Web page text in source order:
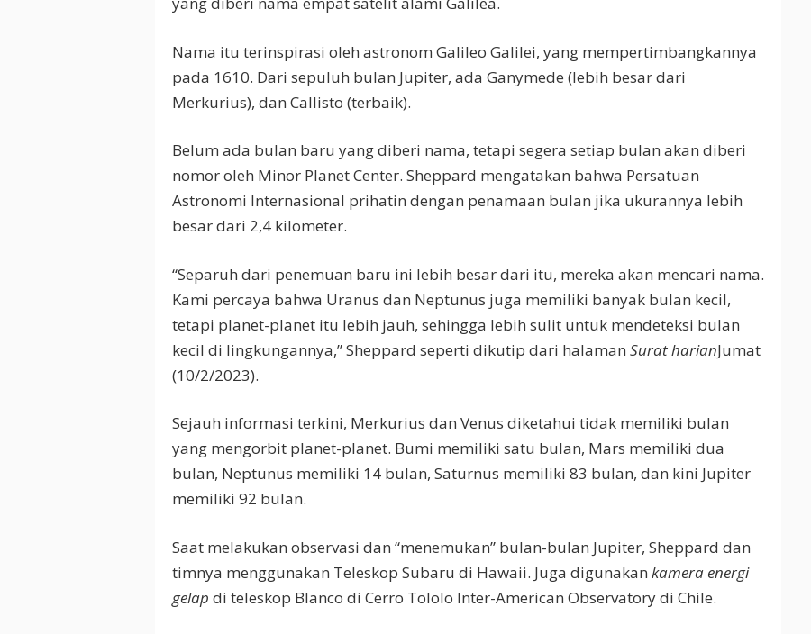
Nama itu terinspirasi oleh astronom Galileo Galilei, yang mempertimbangkannya
pada 1610. Dari sepuluh bulan Jupiter, ada Ganymede (lebih besar dari
Merkurius), dan Callisto (terbaik).
Belum ada bulan baru yang diberi nama, tetapi segera setiap bulan akan diberi
nomor oleh Minor Planet Center. Sheppard mengatakan bahwa Persatuan
Astronomi Internasional prihatin dengan penamaan bulan jika ukurannya lebih
besar dari 2,4 kilometer.
“Separuh dari penemuan baru ini lebih besar dari itu, mereka akan mencari nama.
Kami percaya bahwa Uranus dan Neptunus juga memiliki banyak bulan kecil,
tetapi planet-planet itu lebih jauh, sehingga lebih sulit untuk mendeteksi bulan
kecil di lingkungannya,” Sheppard seperti dikutip dari halaman Surat harianJumat
(10/2/2023).
Sejauh informasi terkini, Merkurius dan Venus diketahui tidak memiliki bulan
yang mengorbit planet-planet. Bumi memiliki satu bulan, Mars memiliki dua
bulan, Neptunus memiliki 14 bulan, Saturnus memiliki 83 bulan, dan kini Jupiter
memiliki 92 bulan.
Saat melakukan observasi dan “menemukan” bulan-bulan Jupiter, Sheppard dan
timnya menggunakan Teleskop Subaru di Hawaii. Juga digunakan kamera energi
gelap di teleskop Blanco di Cerro Tololo Inter-American Observatory di Chile.